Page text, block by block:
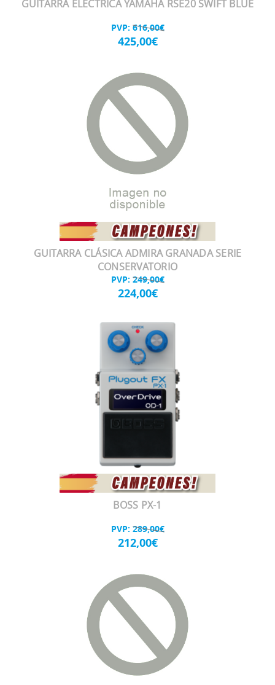
GUITARRA ELECTRICA YAMAHA RSE20 SWIFT BLUE
PVP: 616,00€
425,00€
GUITARRA CLÁSICA ADMIRA GRANADA SERIE
CONSERVATORIO
PVP: 249,00€
224,00€
BOSS PX-1
PVP: 289,00€
212,00€